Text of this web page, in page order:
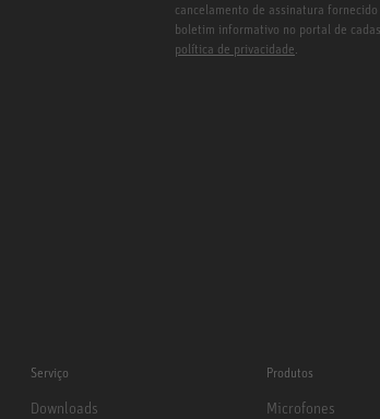
cancelamento de assinatura
boletim informativo no portal de
política de privacidade.
Serviço
Downloads
Produtos
Microfones